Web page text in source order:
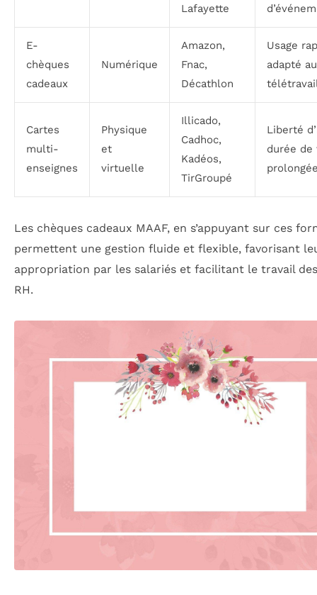
Lafayette
E-
chèques
cadeaux
Numérique
Amazon,
Fnac,
Décathlon
Usage
adapté au
Cartes
multi-
enseignes
Physique
et
virtuelle
Illicado,
Cadhoc,
Kadéos,
TirGroupé
Liberté
durée de
Les chèques cadeaux MAAF, en s’appuyant sur ces
permettent une gestion fluide et flexible, favorisant
appropriation par les salariés et facilitant le travail
RH.